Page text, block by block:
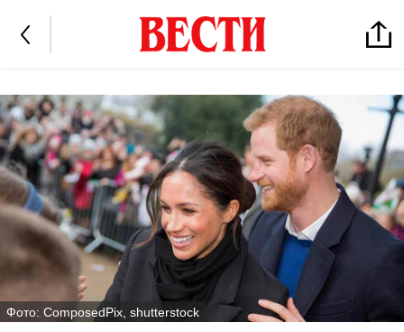
Фото: ComposedPix, shutterstock